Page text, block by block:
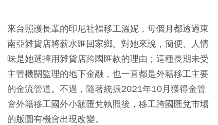
來台照護長輩的印尼社福移工溫妮，每個月都透過東
南亞雜貨店將薪水匯回家鄉。對她來說，簡便、人情
味是她選擇用雜貨店跨國匯款的理由；這種長期未受
主管機關監理的地下金融，也一直都是外籍移工主要
的金流管道。不過，隨著統振2021年10月獲得金管
會外籍移工國外小額匯兌執照後，移工跨國匯兌市場
的版圖有機會出現改變。